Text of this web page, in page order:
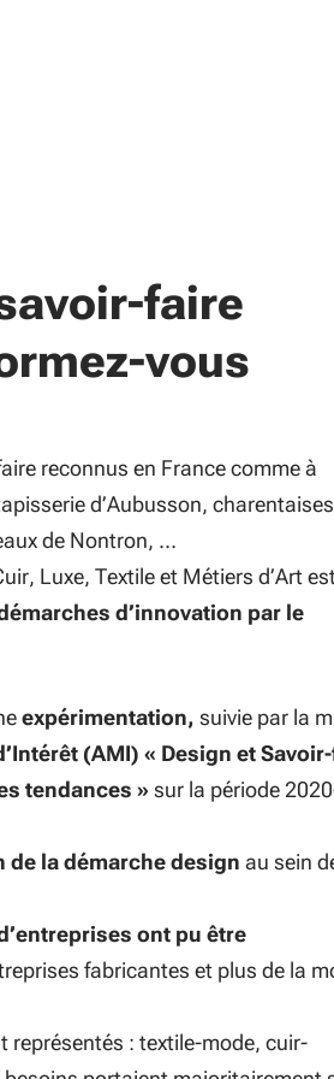
faire
vous
reconnus en France comme à
d’Aubusson,
de Nontron, …
Luxe, Textile et Métiers d’Art
d’innovation par le
expérimentation, suivie par la
(AMI) « Design et
tendances » sur la période
de la démarche design au sein
ont pu être
fabricantes et plus de la
représentés : textile-mode, cuir-